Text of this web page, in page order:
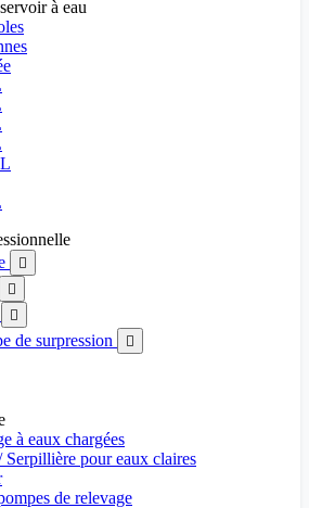
à eau



de surpression 
à eaux chargées
Serpillière pour eaux claires
de relevage